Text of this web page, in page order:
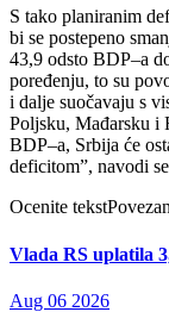
S tako planiranim
bi se postepeno
43,9 odsto BDP‒a
poređenju, to su
i dalje suočavaju s
Poljsku, Mađarsku i
BDP‒a, Srbija će
deficitomˮ, navodi
Ocenite tekst
Vlada RS uplatila
Aug 06 2026